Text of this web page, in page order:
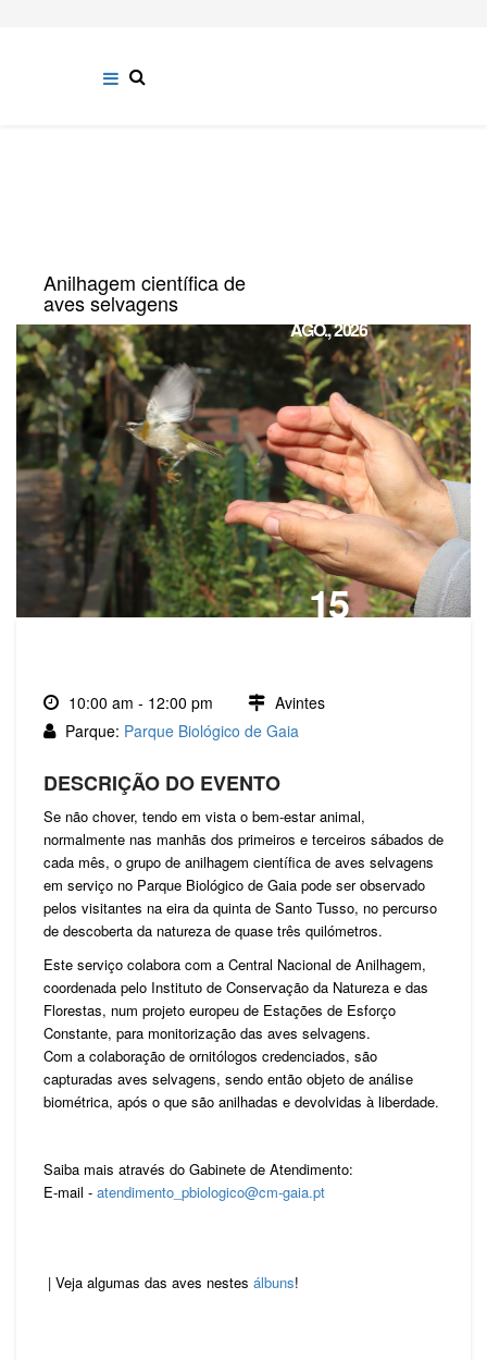
Anilhagem científica de
aves selvagens
AGO., 2026
15
10:00 am - 12:00 pm
Avintes
Parque: Parque Biológico de Gaia
DESCRIÇÃO DO EVENTO
Se não chover, tendo em vista o bem-estar animal,
normalmente nas manhãs dos primeiros e terceiros sábados de
cada mês, o grupo de anilhagem científica de aves selvagens
em serviço no Parque Biológico de Gaia pode ser observado
pelos visitantes na eira da quinta de Santo Tusso, no percurso
de descoberta da natureza de quase três quilómetros.
Este serviço colabora com a Central Nacional de Anilhagem,
coordenada pelo Instituto de Conservação da Natureza e das
Florestas, num projeto europeu de Estações de Esforço
Constante, para monitorização das aves selvagens.
Com a colaboração de ornitólogos credenciados, são
capturadas aves selvagens, sendo então objeto de análise
biométrica, após o que são anilhadas e devolvidas à liberdade.
Saiba mais através do Gabinete de Atendimento:
E-mail - atendimento_pbiologico@cm-gaia.pt
| Veja algumas das aves nestes álbuns!